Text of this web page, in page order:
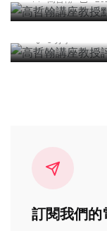
高哲翰講座教
5 分享
訂閱我們的